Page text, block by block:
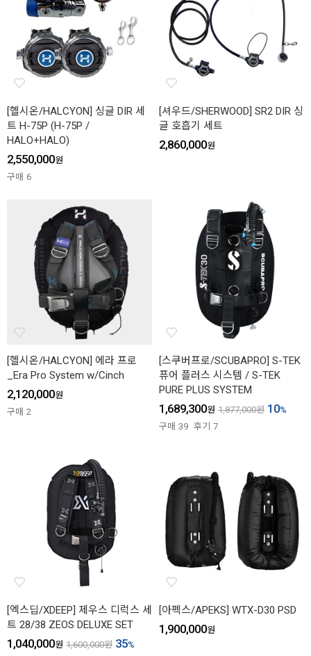
[헬시온/HALCYON] 싱글 DIR 세
트 H-75P (H-75P /
HALO+HALO)
2,550,000원
구매 6
[셔우드/SHERWOOD] SR2 DIR 싱
글 호흡기 세트
2,860,000원
[헬시온/HALCYON] 에라 프로
_Era Pro System w/Cinch
2,120,000원
구매 2
[스쿠버프로/SCUBAPRO] S-TEK
퓨어 플러스 시스템 / S-TEK
PURE PLUS SYSTEM
1,689,300원 1,877,000원 10%
구매 39 후기 7
[엑스딥/XDEEP] 제우스 디럭스 세
트 28/38 ZEOS DELUXE SET
1,040,000원 1,600,000원 35%
[아펙스/APEKS] WTX-D30 PSD
1,900,000원